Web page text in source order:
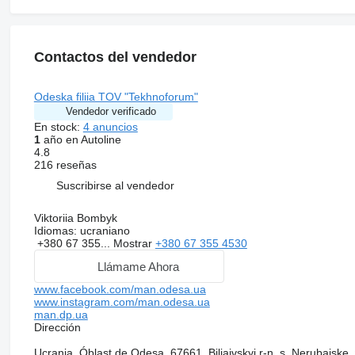
Contactos del vendedor
Odeska filiia TOV "Tekhnoforum"
Vendedor verificado
En stock: 4 anuncios
1año en Autoline
4.8
216 reseñas
Suscribirse al vendedor
Viktoriia Bombyk
Idiomas: ucraniano
+380 67 355... Mostrar +380 67 355 4530
Llámame Ahora
www.facebook.com/man.odesa.ua
www.instagram.com/man.odesa.ua
man.dp.ua
Dirección